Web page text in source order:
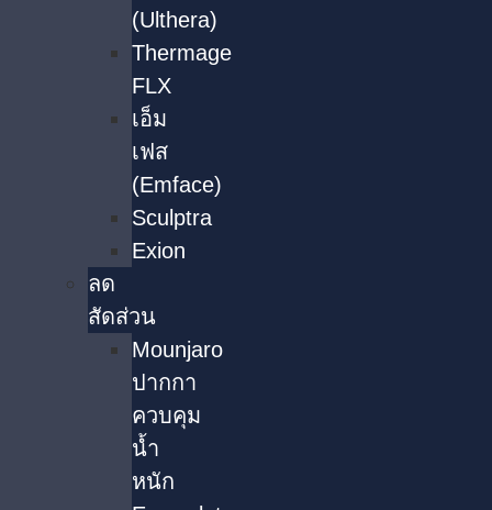
(Ulthera)
Thermage
FLX
เอ็ม
เฟส
(Emface)
Sculptra
Exion
ลด
สัดส่วน
Mounjaro
ปากกา
ควบคุม
น้ำ
หนัก